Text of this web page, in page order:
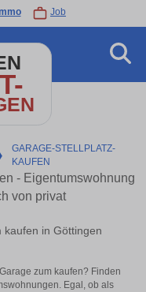
Job
GARAGE-STELLPLATZ-
KAUFEN
- Eigentumswohnung
von privat
kaufen in Göttingen
zum kaufen? Finden
Egal, ob als